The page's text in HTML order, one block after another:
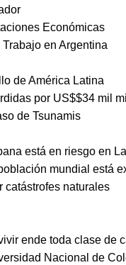
Económicas
en Argentina
de América Latina
por US$$34 mil
de Tsunamis
está en riesgo en
mundial está
catástrofes naturales
ende toda clase de
Nacional de